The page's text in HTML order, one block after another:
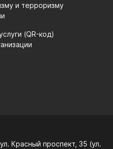
и терроризму
(QR-код)
Красный проспект, 35 (ул.